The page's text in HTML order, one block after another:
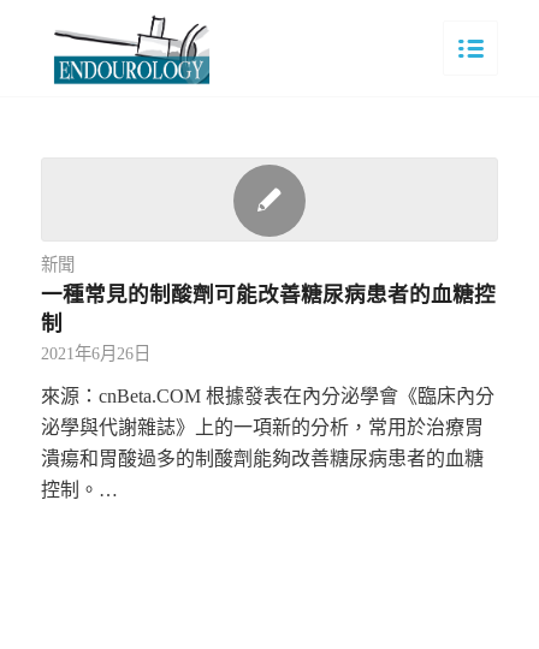
新聞
一種常見的制酸劑可能改善糖尿病患者的血糖控
制
2021年6月26日
來源：cnBeta.COM 根據發表在內分泌學會《臨床內分
泌學與代謝雜誌》上的一項新的分析，常用於治療胃
潰瘍和胃酸過多的制酸劑能夠改善糖尿病患者的血糖
控制。…